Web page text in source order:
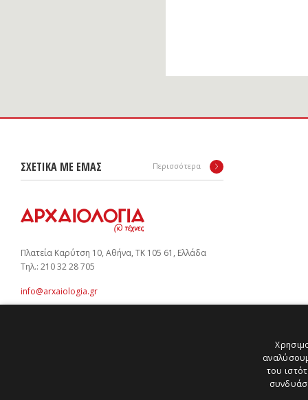
ΣΧΕΤΙΚΑ ΜΕ ΕΜΑΣ Περισσότερα
Πλατεία Καρύτση 10, Αθήνα, ΤΚ 105 61, Ελλάδα
Tηλ.: 210 32 28 705
info@arxaiologia.gr
του